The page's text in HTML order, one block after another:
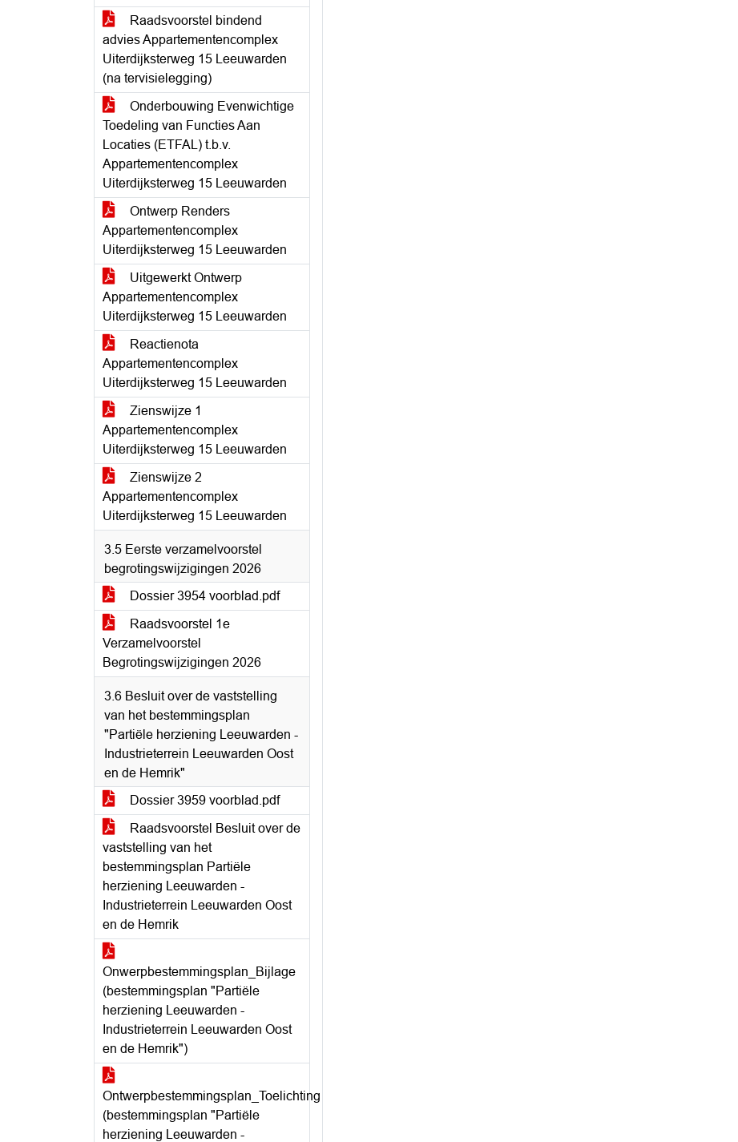
Raadsvoorstel bindend
advies Appartementencomplex
Uiterdijksterweg 15 Leeuwarden
(na tervisielegging)
Onderbouwing Evenwichtige
Toedeling van Functies Aan
Locaties (ETFAL) t.b.v.
Appartementencomplex
Uiterdijksterweg 15 Leeuwarden
Ontwerp Renders
Appartementencomplex
Uiterdijksterweg 15 Leeuwarden
Uitgewerkt Ontwerp
Appartementencomplex
Uiterdijksterweg 15 Leeuwarden
Reactienota
Appartementencomplex
Uiterdijksterweg 15 Leeuwarden
Zienswijze 1
Appartementencomplex
Uiterdijksterweg 15 Leeuwarden
Zienswijze 2
Appartementencomplex
Uiterdijksterweg 15 Leeuwarden
3.5 Eerste verzamelvoorstel
begrotingswijzigingen 2026
Dossier 3954 voorblad.pdf
Raadsvoorstel 1e
Verzamelvoorstel
Begrotingswijzigingen 2026
3.6 Besluit over de vaststelling
van het bestemmingsplan
"Partiële herziening Leeuwarden -
Industrieterrein Leeuwarden Oost
en de Hemrik"
Dossier 3959 voorblad.pdf
Raadsvoorstel Besluit over de
vaststelling van het
bestemmingsplan Partiële
herziening Leeuwarden -
Industrieterrein Leeuwarden Oost
en de Hemrik
Onwerpbestemmingsplan_Bijlage
(bestemmingsplan "Partiële
herziening Leeuwarden -
Industrieterrein Leeuwarden Oost
en de Hemrik")
Ontwerpbestemmingsplan_Toelichting
(bestemmingsplan "Partiële
herziening Leeuwarden -